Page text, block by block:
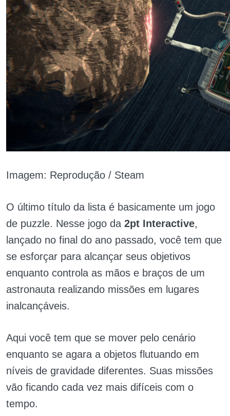
Imagem: Reprodução / Steam
O último título da lista é basicamente um jogo
de puzzle. Nesse jogo da 2pt Interactive,
lançado no final do ano passado, você tem que
se esforçar para alcançar seus objetivos
enquanto controla as mãos e braços de um
astronauta realizando missões em lugares
inalcançáveis.
Aqui você tem que se mover pelo cenário
enquanto se agara a objetos flutuando em
níveis de gravidade diferentes. Suas missões
vão ficando cada vez mais difíceis com o
tempo.